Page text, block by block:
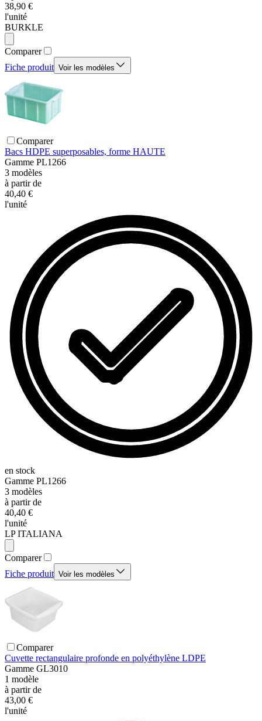
38,90 €
l'unité
BURKLE
Comparer
Fiche produit Voir les modèles
Comparer
Bacs HDPE superposables, forme HAUTE
Gamme PL1266
3 modèles
à partir de
40,40 €
l'unité
en stock
Gamme PL1266
3 modèles
à partir de
40,40 €
l'unité
LP ITALIANA
Comparer
Fiche produit Voir les modèles
Comparer
Cuvette rectangulaire profonde en polyéthylène LDPE
Gamme GL3010
1 modèle
à partir de
43,00 €
l'unité